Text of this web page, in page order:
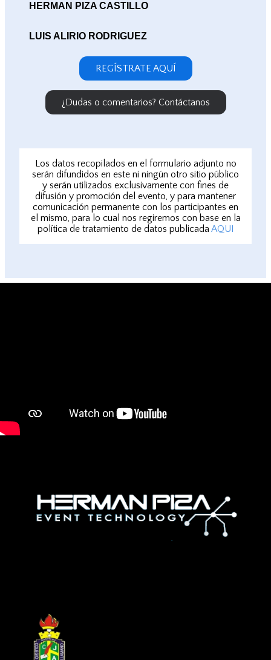
HERMAN PIZA CASTILLO
LUIS ALIRIO RODRIGUEZ
REGÍSTRATE AQUÍ
¿Dudas o comentarios? Contáctanos
Los datos recopilados en el formulario adjunto no
serán difundidos en este ni ningún otro sitio público
y serán utilizados exclusivamente con fines de
difusión y promoción del evento, y para mantener
comunicación permanente con los participantes en
el mismo, para lo cual nos regiremos con base en la
política de tratamiento de datos publicada AQUI